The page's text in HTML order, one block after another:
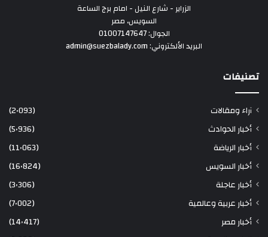
الزراير - شارع النيل - امام برج الساعة
السويس، مصر
الجوال: 01007147647
البريد الألكتروني: admin@suezbalady.com
تصنيفات
آراء ومقالات
(2٬093)
أخبار الحوادث
(5٬936)
أخبار الرياضة
(11٬063)
أخبار السويس
(16٬824)
أخبار عاجلة
(3٬306)
أخبار عربية وعالمية
(7٬002)
أخبار مصر
(14٬417)